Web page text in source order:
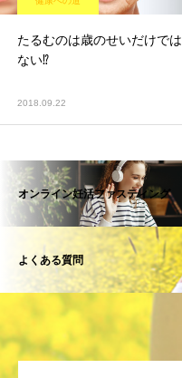
たるむのは歳のせいだけでは
ない⁉︎
2018.09.22
オンライン妊活ファスティング
よくある質問